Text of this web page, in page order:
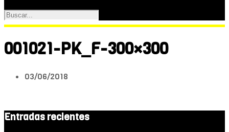
001021-PK_F-300×300
03/06/2018
Entradas recientes